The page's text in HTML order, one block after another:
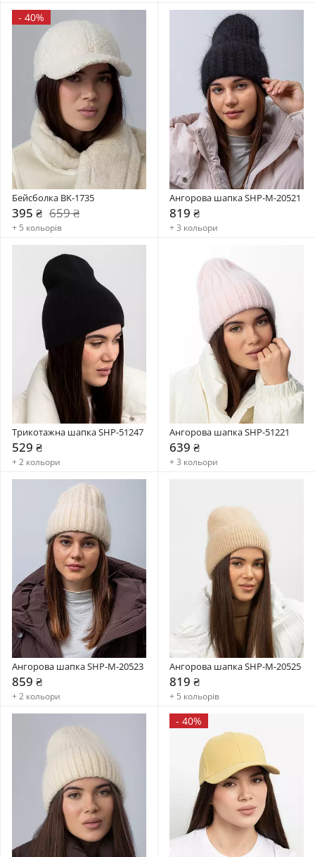
- 40%
Бейсболка BK-1735
395 ₴ 659 ₴
+ 5 кольорів
Ангорова шапка SHP-M-20521
819 ₴
+ 3 кольори
Трикотажна шапка SHP-51247
529 ₴
+ 2 кольори
Ангорова шапка SHP-51221
639 ₴
+ 3 кольори
Ангорова шапка SHP-M-20523
859 ₴
+ 2 кольори
Ангорова шапка SHP-M-20525
819 ₴
+ 5 кольорів
- 40%